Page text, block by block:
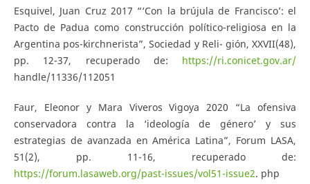
Esquivel, Juan Cruz 2017 “‘Con la brújula de Francisco’: el
Pacto de Padua como construcción político-religiosa en la
Argentina pos-kirchnerista”, Sociedad y Reli- gión, XXVII(48),
pp. 12-37, recuperado de: https://ri.conicet.gov.ar/
handle/11336/112051
Faur, Eleonor y Mara Viveros Vigoya 2020 “La ofensiva
conservadora contra la ‘ideología de género’ y sus
estrategias de avanzada en América Latina”, Forum LASA,
51(2), pp. 11-16, recuperado de:
https://forum.lasaweb.org/past-issues/vol51-issue2. php